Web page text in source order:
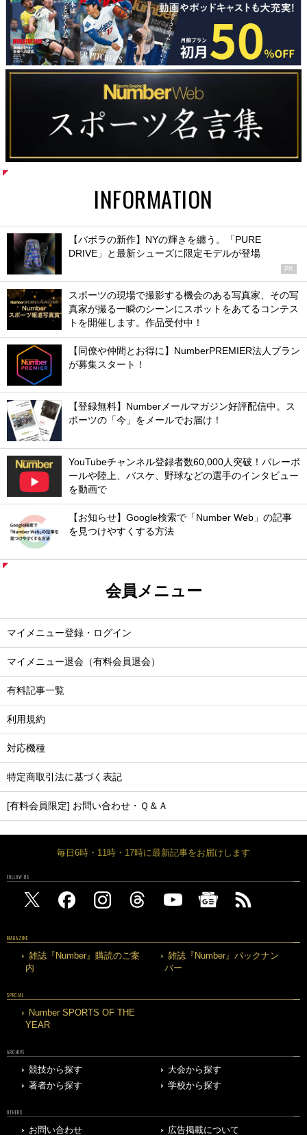
INFORMATION
【バボラの新作】NYの輝きを纏う。「PURE
DRIVE」と最新シューズに限定モデルが登場
PR
スポーツの現場で撮影する機会のある写真家、その写
真家が撮る一瞬のシーンにスポットをあてるコンテス
トを開催します。作品受付中！
【同僚や仲間とお得に】NumberPREMIER法人プラン
が募集スタート！
【登録無料】Numberメールマガジン好評配信中。ス
ポーツの「今」をメールでお届け！
YouTubeチャンネル登録者数60,000人突破！バレーボ
ールや陸上、バスケ、野球などの選手のインタビュー
を動画で
【お知らせ】Google検索で「Number Web」の記事
を見つけやすくする方法
会員メニュー
マイメニュー登録・ログイン
マイメニュー退会（有料会員退会）
有料記事一覧
利用規約
対応機種
特定商取引法に基づく表記
[有料会員限定] お問い合わせ・Ｑ＆Ａ
毎日6時・11時・17時に最新記事をお届けします
FOLLOW US
MAGAZINE
雑誌『Number』購読のご案
内
雑誌『Number』バックナン
バー
SPECIAL
Number SPORTS OF THE
YEAR
ARCHIVE
競技から探す
大会から探す
著者から探す
学校から探す
OTHERS
お問い合わせ 広告掲載について